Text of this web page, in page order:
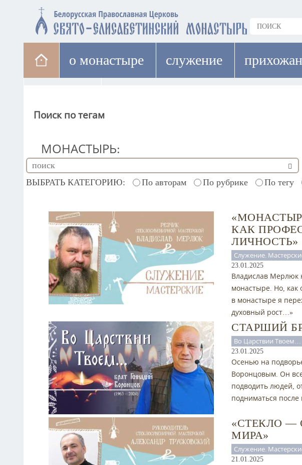
о монастыре cлужение
Поиск по тегам
МОНАСТЫРЬ:
ВЫБРАТЬ КАТЕГОРИЮ: По авторам По рубрике По тегу
КАК
ЛИЧНОСТЬ»
Служение.
23.01.2025
Владислав Мерлюк
монастыре. Но, как
в монастыре я
духовный рост…»
СТАРШИЙ
Во Царствии Твоем…
23.01.2025
Осенью на
Воронцовым. Он
подводить людей,
подниматься после
«СТЕКЛО
МИРА»
Служение.
21.01.2025